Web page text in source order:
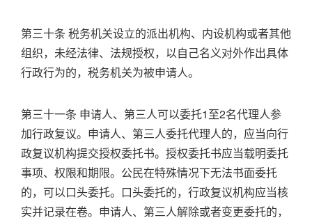
第三十条 税务机关设立的派出机构、内设机构或者其他
组织，未经法律、法规授权，以自己名义对外作出具体
行政行为的，税务机关为被申请人。
第三十一条 申请人、第三人可以委托1至2名代理人参
加行政复议。申请人、第三人委托代理人的，应当向行
政复议机构提交授权委托书。授权委托书应当载明委托
事项、权限和期限。公民在特殊情况下无法书面委托
的，可以口头委托。口头委托的，行政复议机构应当核
实并记录在卷。申请人、第三人解除或者变更委托的，